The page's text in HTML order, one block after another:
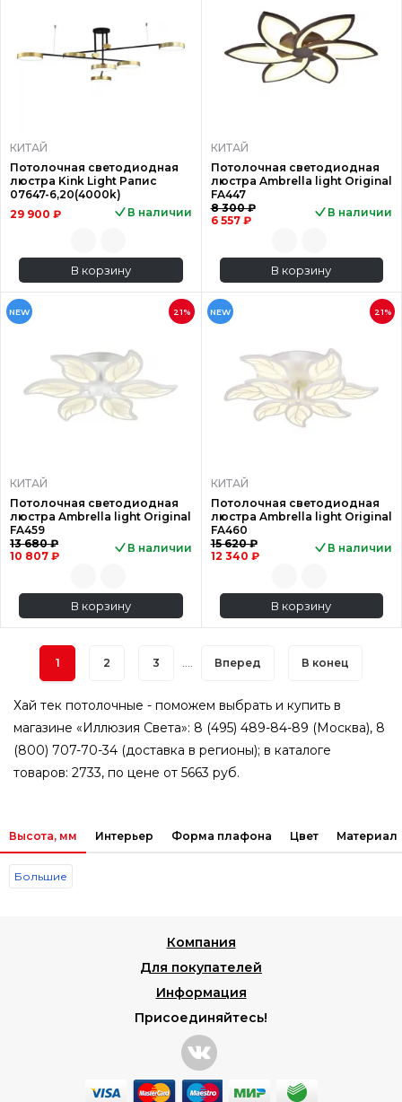
КИТАЙ
Потолочная светодиодная
люстра Kink Light Рапис
07647-6,20(4000k)
29 900 ₽
В наличии
В корзину
КИТАЙ
Потолочная светодиодная
люстра Ambrella light Original
FA447
8 300 ₽
6 557 ₽
В наличии
В корзину
NEW 21%
КИТАЙ
Потолочная светодиодная
люстра Ambrella light Original
FA459
13 680 ₽
10 807 ₽
В наличии
В корзину
NEW 21%
КИТАЙ
Потолочная светодиодная
люстра Ambrella light Original
FA460
15 620 ₽
12 340 ₽
В наличии
В корзину
1 2 3 Вперед В конец
Хай тек потолочные - поможем выбрать и купить в
магазине «Иллюзия Света»: 8 (495) 489-84-89 (Москва), 8
(800) 707-70-34 (доставка в регионы); в каталоге
товаров: 2733, по цене от 5663 руб.
Высота, мм Интерьер Форма плафона Цвет Материал
Большие
Компания
Для покупателей
Информация
Присоединяйтесь!